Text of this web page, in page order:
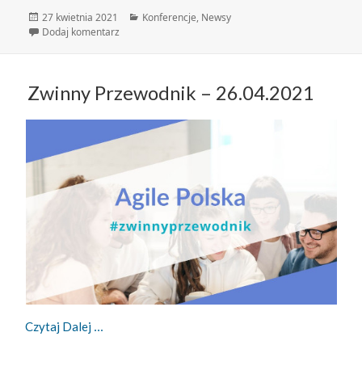
Data
publikacji
27 kwietnia 2021 Kategorie
Konferencje, Newsy
Dodaj komentarz
Zwinny Przewodnik – 26.04.2021
Czytaj Dalej